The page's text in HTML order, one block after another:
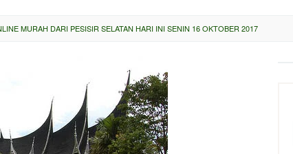
MURAH DARI PESISIR SELATAN HARI INI SENIN 16 OKTOBER 2017